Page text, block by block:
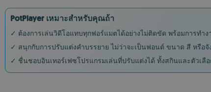
PotPlayer เหมาะสำหรับคุณถ้า
✓ ต้องการเล่นวิดีโอแทบทุกฟอร์แมตได้อย่างไม่ติดขัด พร้อมการทำ
✓ สนุกกับการปรับแต่งคำบรรยาย ไม่ว่าจะเป็นฟอนต์ ขนาด สี หรือ
✓ ชื่นชอบอินเทอร์เฟซโปรแกรมเล่นที่ปรับแต่งได้ ทั้งสกินและตัวเลื